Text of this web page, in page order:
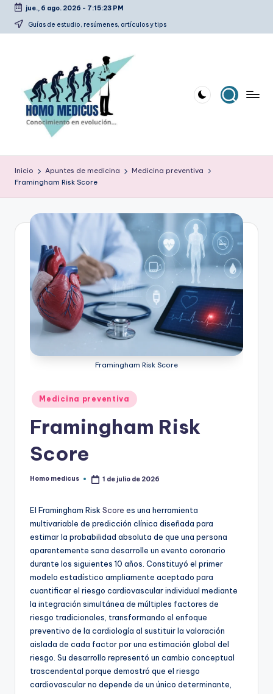
Saltar
jue., 6 ago. 2026 - 7:15:24 PM
Guías de estudio, resúmenes, artículos y tips
o
m
m
d
ic
estudio,
Inicio Apuntes de medicina
Medicina preventiva
Framingham Risk Score
Framingham Risk Score
Publicado
en
Medicina preventiva
Framingham Risk
Score
Publicado
Homo medicus 1 de julio de 2026
El Framingham Risk Score es una herramienta
multivariable de predicción clínica diseñada para
estimar la probabilidad absoluta de que una persona
aparentemente sana desarrolle un evento coronario
durante los siguientes 10 años. Constituyó el primer
modelo estadístico ampliamente aceptado para
cuantificar el riesgo cardiovascular individual mediante
la integración simultánea de múltiples factores de
riesgo tradicionales, transformando el enfoque
preventivo de la cardiología al sustituir la valoración
aislada de cada factor por una estimación global del
riesgo. Su desarrollo representó un cambio conceptual
trascendental porque demostró que el riesgo
cardiovascular no depende de un único determinante,